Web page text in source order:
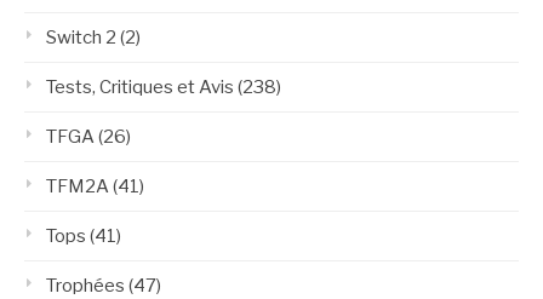
Switch 2 (2)
Tests, Critiques et Avis (238)
TFGA(26)
TFM2A(41)
Tops (41)
Trophées (47)